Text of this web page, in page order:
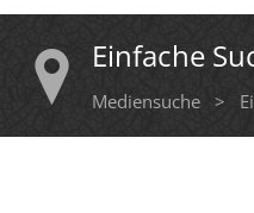
Einfache
Mediensuche >